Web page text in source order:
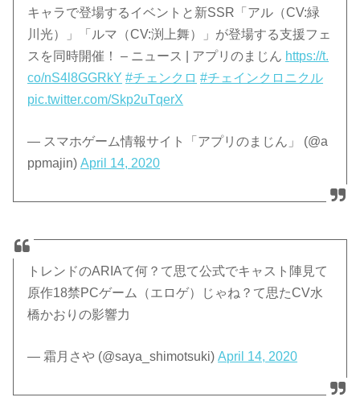
キャラで登場するイベントと新SSR「アル（CV:緑
川光）」「ルマ（CV:渕上舞）」が登場する支援フェ
スを同時開催！ – ニュース | アプリのまじん https://t.
co/nS4l8GGRkY #チェンクロ #チェインクロニクル
pic.twitter.com/Skp2uTqerX
— スマホゲーム情報サイト「アプリのまじん」 (@a
ppmajin)April 14, 2020
トレンドのARIAて何？て思て公式でキャスト陣見て
原作18禁PCゲーム（エロゲ）じゃね？て思たCV水
橋かおりの影響力
— 霜月さや (@saya_shimotsuki)April 14, 2020